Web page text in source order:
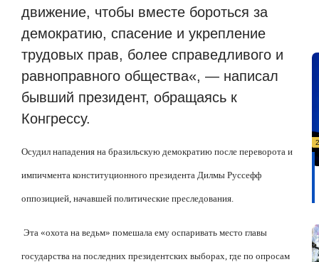
движение, чтобы вместе бороться за
демократию, спасение и укрепление
трудовых прав, более справедливого и
равноправного общества«, — написал
бывший президент, обращаясь к
Конгрессу.
Осудил нападения на бразильскую демократию после переворота и
импичмента конституционного президента Дилмы Руссефф
оппозицией, начавшей политические преследования.
Эта «охота на ведьм» помешала ему оспаривать место главы
государства на последних президентских выборах, где по опросам